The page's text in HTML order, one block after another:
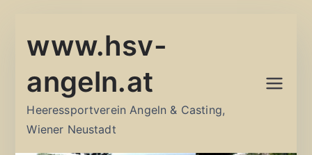
Inhalt
www.hsv-
angeln.at
Heeressportverein Angeln & Casting,
Wiener Neustadt